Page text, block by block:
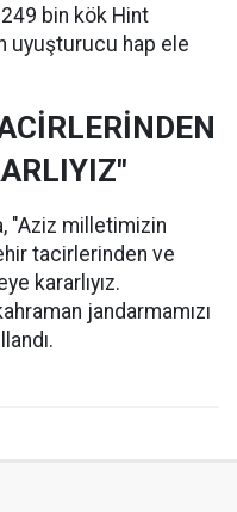
bin kök Hint
uyuşturucu hap ele
"Aziz milletimizin
tacirlerinden ve
kararlıyız.
jandarmamızı